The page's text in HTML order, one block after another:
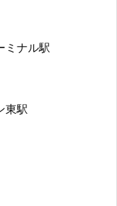
ミナル駅
東駅